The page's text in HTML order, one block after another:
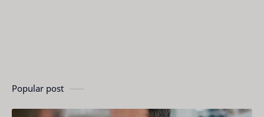
Popular post